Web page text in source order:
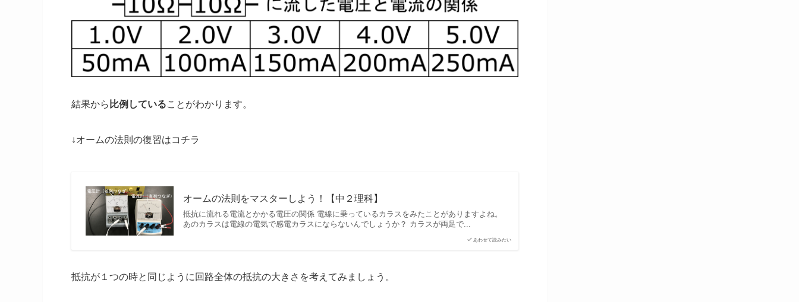
結果から 比例していることがわかります。
↓オームの法則の復習はコチラ
あわせて読みたい
オームの法則をマスターしよう！【中２理科】
抵抗に流れる電流とかかる電圧の関係 電線に乗っているカラスをみたことがありますよね。
あのカラスは電線の電気で感電カラスにならないんでしょうか？ カラスが両足で...
抵抗が１つの時と同じように回路全体の抵抗の大きさを考えてみましょう。